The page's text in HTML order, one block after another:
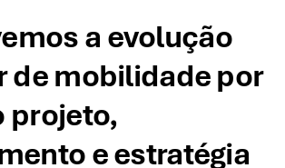
a evolução
de mobilidade por
projeto,
e estratégia